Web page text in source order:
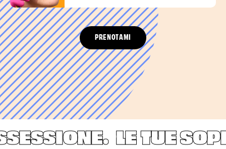
PRENOTAMI
LE TUE